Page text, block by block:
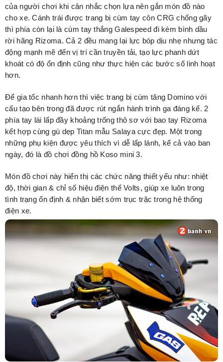
của người chơi khi cân nhắc chọn lựa nên gắn món đồ nào
cho xe. Cánh trái được trang bị cùm tay côn CRG chống gãy
thì phía còn lại là cùm tay thắng Galespeed đi kèm bình dầu
rời hãng Rizoma. Cả 2 đều mang lại lực bóp dịu nhẹ nhưng tác
động mạnh mẽ đến vị trí cần truyền tải, tạo lực phanh dứt
khoát có độ ổn định cũng như thực hiện các bước số linh hoạt
hơn.
Để gia tốc nhanh hơn thì việc trang bị cùm tăng Domino với
cấu tạo bên trong đã được rút ngắn hành trình ga đáng kể. 2
phía tay lái lấp đầy khoảng trống thô sơ với bao tay Rizoma
kết hợp cùng gù dẹp Titan mẫu Salaya cực đẹp. Một trong
những phụ kiện được yêu thích vì dễ lấp lánh, kể cả vào ban
ngày, đó là đồ chơi đồng hồ Koso mini 3.
Món đồ chơi này hiển thị các chức năng thiết yếu như: nhiệt
độ, thời gian & chỉ số hiệu điện thế Volts, giúp xe luôn trong
tình trạng ổn định & nhận biết sớm trục trặc trong hệ thống
điện xe.